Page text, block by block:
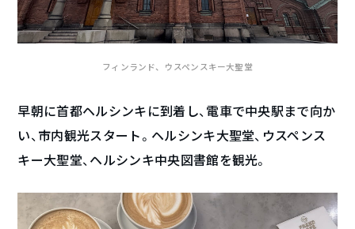
フィンランド、ウスペンスキー大聖堂
早朝に首都ヘルシンキに到着し、電車で中央駅まで向か
い、市内観光スタート。ヘルシンキ大聖堂、ウスペンス
キー大聖堂、ヘルシンキ中央図書館を観光。